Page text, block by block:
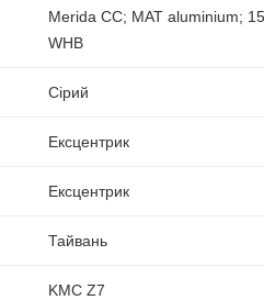
Merida CC; MAT aluminium;
WHB
Сірий
Ексцентрик
Ексцентрик
Тайвань
KMC Z7